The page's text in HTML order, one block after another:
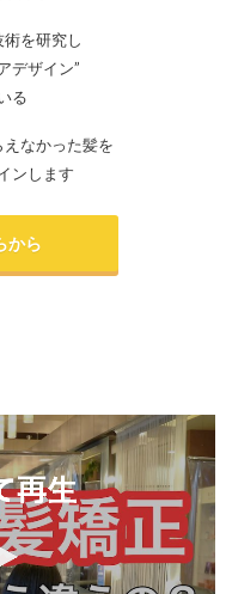
を研究し
デザイン”
る
なかった髪を
ンします
から